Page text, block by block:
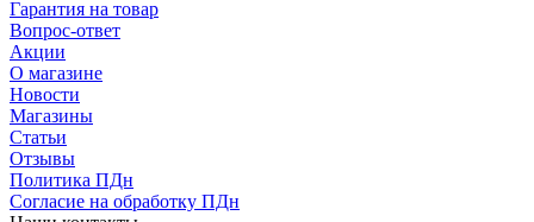
Гарантия на товар
Вопрос-ответ
Акции
О магазине
Новости
Магазины
Статьи
Отзывы
Политика ПДн
Согласие на обработку ПДн